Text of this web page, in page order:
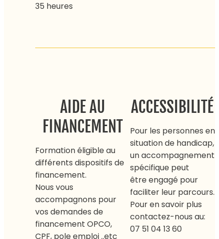
35 heures
AIDE AU
FINANCEMENT
Formation éligible au
différents dispositifs de
financement.
Nous vous
accompagnons pour
vos demandes de
financement OPCO,
CPF, pole emploi ..etc
ACCESSIBILITÉ
Pour les personnes en
situation de handicap,
un accompagnement
spécifique peut
être engagé pour
faciliter leur parcours.
Pour en savoir plus
contactez-nous au:
07 51 04 13 60